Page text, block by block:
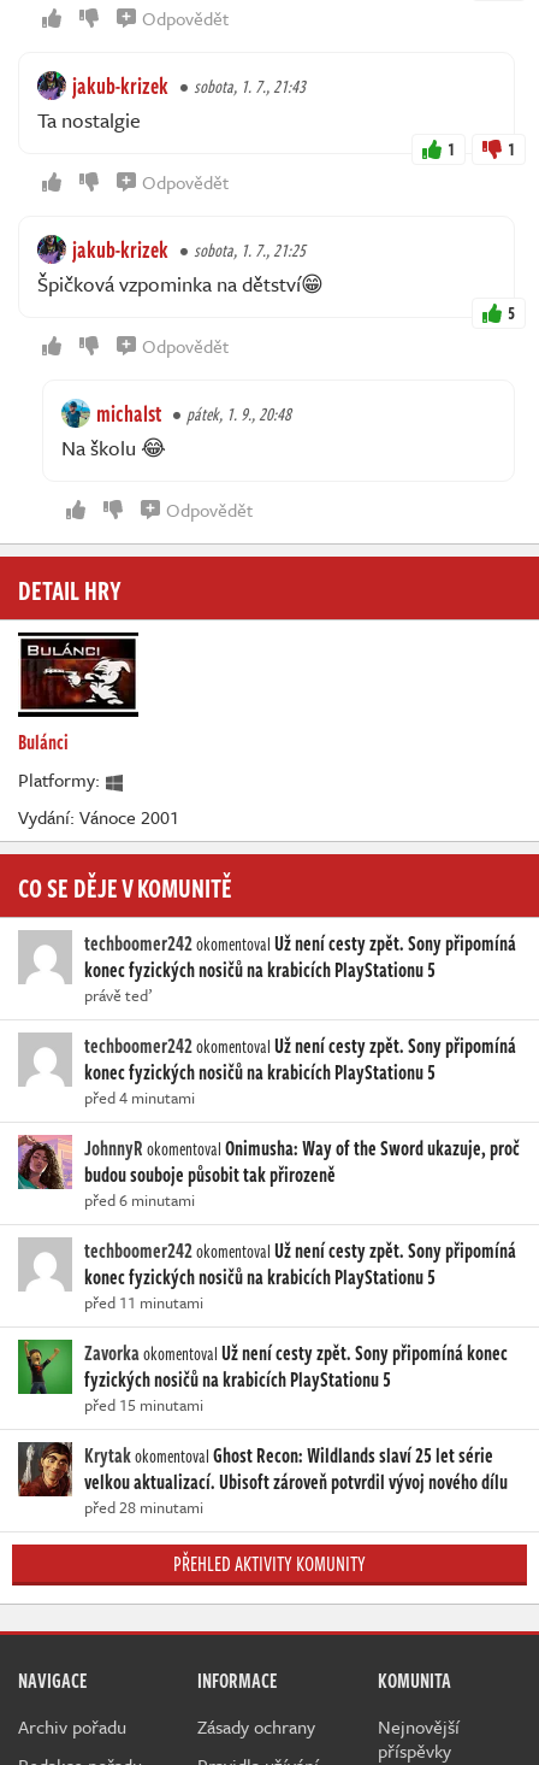
Odpovědět
jakub-krizek sobota, 1. 7., 21:43
Ta nostalgie
1 1
Odpovědět
jakub-krizek sobota, 1. 7., 21:25
Špičková vzpominka na dětství😁
5
Odpovědět
michalst pátek, 1. 9., 20:48
Na školu 😂
Odpovědět
DETAIL HRY
Bulánci
Platformy:
Vydání: Vánoce 2001
CO SE DĚJE V KOMUNITĚ
techboomer242okomentovalUž není cesty zpět. Sony připomíná
konec fyzických nosičů na krabicích PlayStationu 5
právě teď
techboomer242okomentovalUž není cesty zpět. Sony připomíná
konec fyzických nosičů na krabicích PlayStationu 5
před 4 minutami
JohnnyRokomentovalOnimusha: Way of the Sword ukazuje, proč
budou souboje působit tak přirozeně
před 6 minutami
techboomer242okomentovalUž není cesty zpět. Sony připomíná
konec fyzických nosičů na krabicích PlayStationu 5
před 11 minutami
ZavorkaokomentovalUž není cesty zpět. Sony připomíná konec
fyzických nosičů na krabicích PlayStationu 5
před 15 minutami
KrytakokomentovalGhost Recon: Wildlands slaví 25 let série
velkou aktualizací. Ubisoft zároveň potvrdil vývoj nového dílu
před 28 minutami
PŘEHLED AKTIVITY KOMUNITY
NAVIGACE
Archiv pořadu
INFORMACE
Zásady ochrany
KOMUNITA
Nejnovější
příspěvky